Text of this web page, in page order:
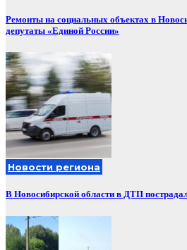
Ремонты на социальных объектах в
депутаты «Единой России»
Новости региона
В Новосибирской области в ДТП